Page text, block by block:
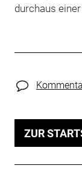
durchaus
ZUR